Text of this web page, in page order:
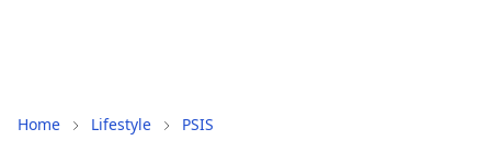
Home Lifestyle PSIS